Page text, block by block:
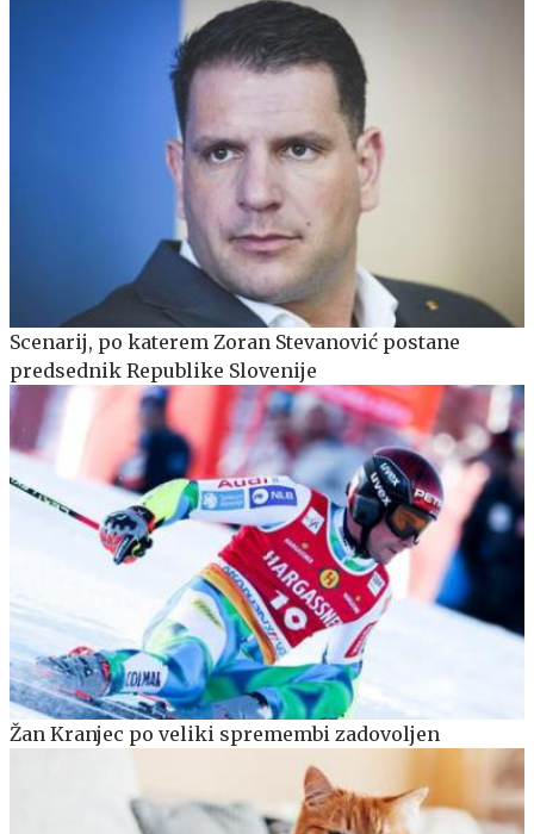
Scenarij, po katerem Zoran Stevanović postane
predsednik Republike Slovenije
Žan Kranjec po veliki spremembi zadovoljen